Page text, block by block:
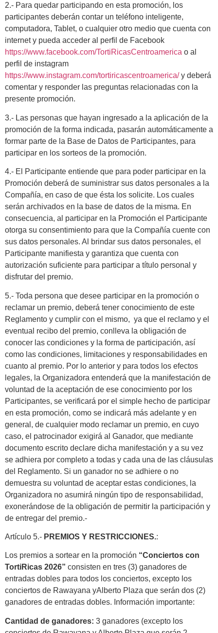
2.- Para quedar participando en esta promoción, los
participantes deberán contar un teléfono inteligente,
computadora, Tablet, o cualquier otro medio que cuenta con
internet y pueda acceder al perfil de Facebook
https://www.facebook.com/TortiRicasCentroamerica o al
perfil de instagram
https://www.instagram.com/tortiricascentroamerica/ y deberá
comentar y responder las preguntas relacionadas con la
presente promoción.
3.- Las personas que hayan ingresado a la aplicación de la
promoción de la forma indicada, pasarán automáticamente a
formar parte de la Base de Datos de Participantes, para
participar en los sorteos de la promoción.
4.- El Participante entiende que para poder participar en la
Promoción deberá de suministrar sus datos personales a la
Compañía, en caso de que ésta los solicite. Los cuales
serán archivados en la base de datos de la misma. En
consecuencia, al participar en la Promoción el Participante
otorga su consentimiento para que la Compañía cuente con
sus datos personales. Al brindar sus datos personales, el
Participante manifiesta y garantiza que cuenta con
autorización suficiente para participar a título personal y
disfrutar del premio.
5.- Toda persona que desee participar en la promoción o
reclamar un premio, deberá tener conocimiento de este
Reglamento y cumplir con el mismo, ya que el reclamo y el
eventual recibo del premio, conlleva la obligación de
conocer las condiciones y la forma de participación, así
como las condiciones, limitaciones y responsabilidades en
cuanto al premio. Por lo anterior y para todos los efectos
legales, la Organizadora entenderá que la manifestación de
voluntad de la aceptación de ese conocimiento por los
Participantes, se verificará por el simple hecho de participar
en esta promoción, como se indicará más adelante y en
general, de cualquier modo reclamar un premio, en cuyo
caso, el patrocinador exigirá al Ganador, que mediante
documento escrito declare dicha manifestación y a su vez
se adhiera por completo a todas y cada una de las cláusulas
del Reglamento. Si un ganador no se adhiere o no
demuestra su voluntad de aceptar estas condiciones, la
Organizadora no asumirá ningún tipo de responsabilidad,
exonerándose de la obligación de permitir la participación y
de entregar del premio.-
Artículo 5.- PREMIOS Y RESTRICCIONES.:
Los premios a sortear en la promoción “Conciertos con
TortiRicas 2026” consisten en tres (3) ganadores de
entradas dobles para todos los conciertos, excepto los
conciertos de Rawayana yAlberto Plaza que serán dos (2)
ganadores de entradas dobles. Información importante:
Cantidad de ganadores: 3 ganadores (excepto los